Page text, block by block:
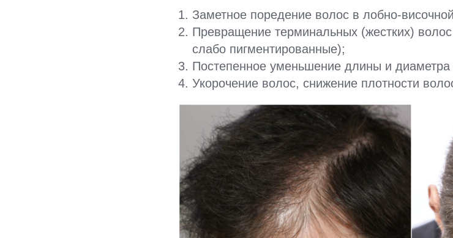
Заметное поредение волос в лобно-
Превращение терминальных (жестких)
слабо пигментированные);
Постепенное уменьшение длины и диаметра
Укорочение волос, снижение плотности